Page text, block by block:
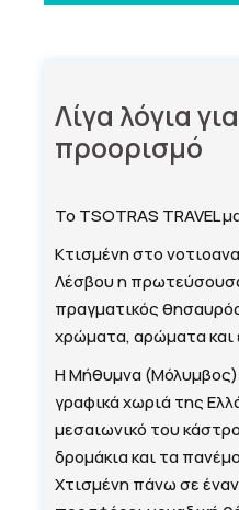
Λίγα λόγια
προορισμό
Το TSOTRAS TRAVEL
Κτισμένη στο
Λέσβου η
πραγματικός
χρώματα, αρώματα και
Η Μήθυμνα (Μόλυμβος)
γραφικά χωριά της
μεσαιωνικό του
δρομάκια και τα
Χτισμένη πάνω σε